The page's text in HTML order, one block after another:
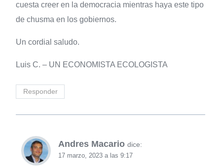
cuesta creer en la democracia mientras haya este tipo
de chusma en los gobiernos.
Un cordial saludo.
Luis C. – UN ECONOMISTA ECOLOGISTA
Responder
Andres Macario dice:
17 marzo, 2023 a las 9:17